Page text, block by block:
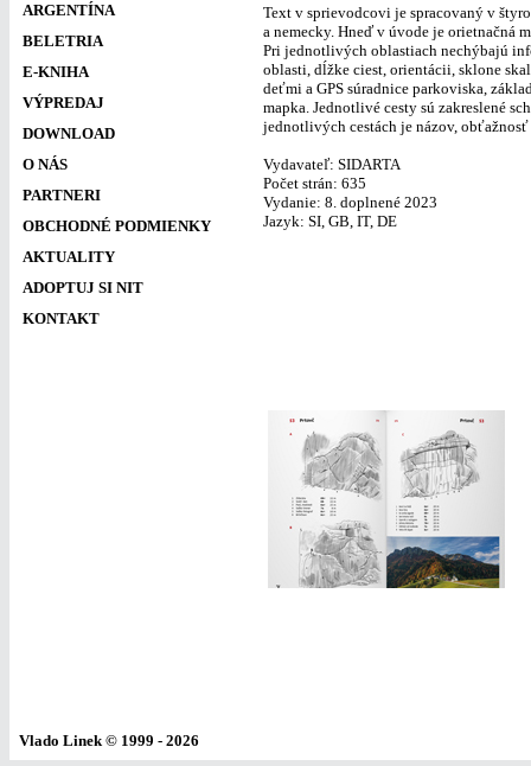
ARGENTÍNA
BELETRIA
E-KNIHA
VÝPREDAJ
DOWNLOAD
O NÁS
PARTNERI
OBCHODNÉ PODMIENKY
AKTUALITY
ADOPTUJ SI NIT
KONTAKT
Text v sprievodcovi je spracovaný v
a nemecky. Hneď v úvode je orietnačná
Pri jednotlivých oblastiach nechýbajú
oblasti, dĺžke ciest, orientácii, sklone
deťmi a GPS súradnice parkoviska,
mapka. Jednotlivé cesty sú zakreslené
jednotlivých cestách je názov,
Vydavateľ: SIDARTA
Počet strán: 635
Vydanie: 8. doplnené 2023
Jazyk: SI, GB, IT, DE
Vlado Linek© 1999 - 2026